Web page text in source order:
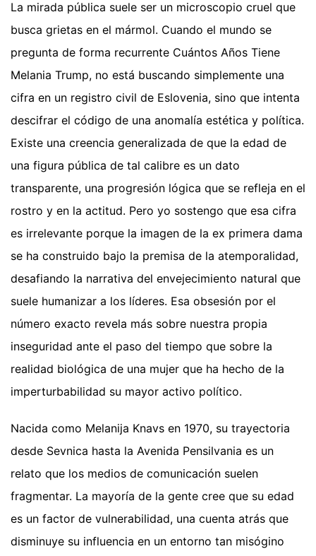
La mirada pública suele ser un microscopio cruel que
busca grietas en el mármol. Cuando el mundo se
pregunta de forma recurrente Cuántos Años Tiene
Melania Trump, no está buscando simplemente una
cifra en un registro civil de Eslovenia, sino que intenta
descifrar el código de una anomalía estética y política.
Existe una creencia generalizada de que la edad de
una figura pública de tal calibre es un dato
transparente, una progresión lógica que se refleja en el
rostro y en la actitud. Pero yo sostengo que esa cifra
es irrelevante porque la imagen de la ex primera dama
se ha construido bajo la premisa de la atemporalidad,
desafiando la narrativa del envejecimiento natural que
suele humanizar a los líderes. Esa obsesión por el
número exacto revela más sobre nuestra propia
inseguridad ante el paso del tiempo que sobre la
realidad biológica de una mujer que ha hecho de la
imperturbabilidad su mayor activo político.
Nacida como Melanija Knavs en 1970, su trayectoria
desde Sevnica hasta la Avenida Pensilvania es un
relato que los medios de comunicación suelen
fragmentar. La mayoría de la gente cree que su edad
es un factor de vulnerabilidad, una cuenta atrás que
disminuye su influencia en un entorno tan misógino